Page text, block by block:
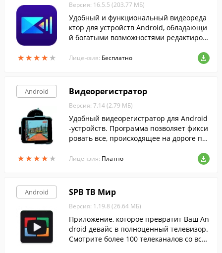
★★★★ ★
★★★★ ★
Версия: 16.5.5 (203.77 МБ)
Удобный и функциональный видеореда
ктор для устройств Android, обладающи
й богатыми возможностями редактиров
Лицензия: Бесплатно
Android
★★★★ ★
★★★★ ★
Видеорегистратор
Версия: 7.14 (2.79 МБ)
Удобный видеорегистратор для Android
-устройств. Программа позволяет фикси
ровать все, происходящее на дороге пе
Лицензия: Платно
Android SPB TB Мир
Версия: 1.19.8 (26.64 МБ)
Приложение, которое превратит Ваш An
droid девайс в полноценный телевизор.
Смотрите более 100 телеканалов со всег